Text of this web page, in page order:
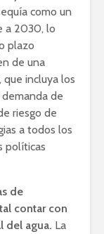
como un
a 2030, lo
plazo
de una
que incluya los
de
riesgo de
a todos los
políticas
de
contar con
del agua. La